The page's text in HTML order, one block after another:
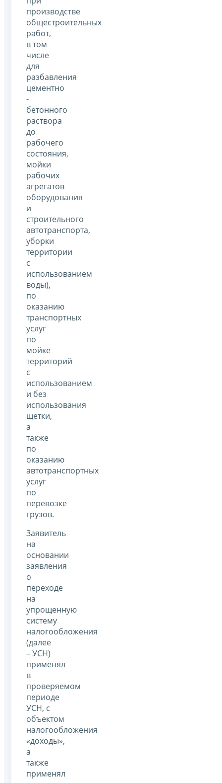
производстве
общестроительных
работ,
в том
числе
для
разбавления
цементно
-
бетонного
раствора
до
рабочего
состояния,
мойки
рабочих
агрегатов
оборудования
и
строительного
автотранспорта,
уборки
территории
с
использованием
воды),
по
оказанию
транспортных
услуг
по
мойке
территорий
с
использованием
и без
использования
щетки,
а
также
по
оказанию
автотранспортных
услуг
по
перевозке
грузов.
Заявитель
на
основании
заявления
о
переходе
на
упрощенную
систему
налогообложения
(далее
– УСН)
применял
в
проверяемом
периоде
УСН, с
объектом
налогообложения
«доходы»,
а
также
применял